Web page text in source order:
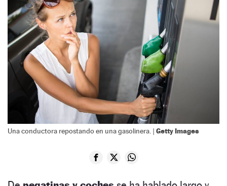
Una conductora repostando en una gasolinera. | Getty Images